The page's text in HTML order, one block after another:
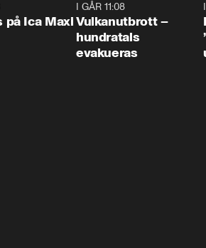
på Ica Maxi
I GÅR 11:08
Vulkanutbrott –
hundratals
evakueras